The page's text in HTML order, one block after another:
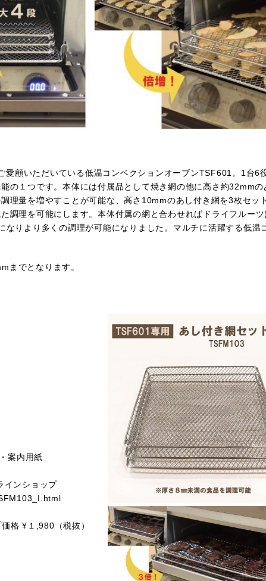
顧いただいている低温コンベクションオーブンTSF601。1台6
の１つです。本体には付属品として焼き網の他に高さ約32mm
理量を増やすことが可能な、高さ10mmのあし付き網を3枚セッ
調理を可能にします。本体付属の網と合わせればドライフルー
なりより多くの調理が可能になりました。マルチに活躍する低
までとなります。
案内用紙
ンショップ
,980（税抜）